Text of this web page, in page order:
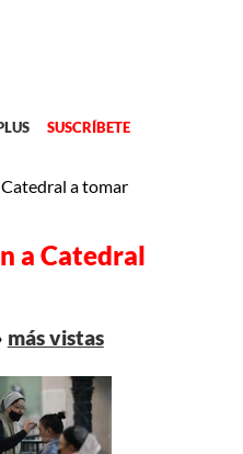
SUSCRÍBETE
a tomar
a Catedral
más vistas